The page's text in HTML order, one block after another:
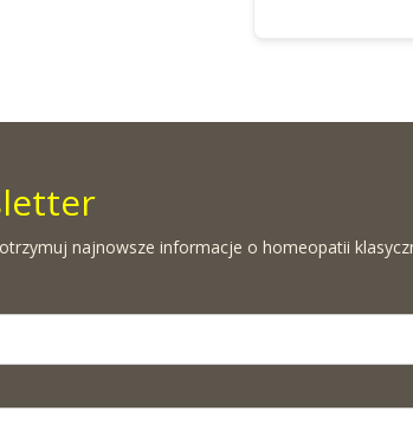
najnowsze informacje o homeopatii